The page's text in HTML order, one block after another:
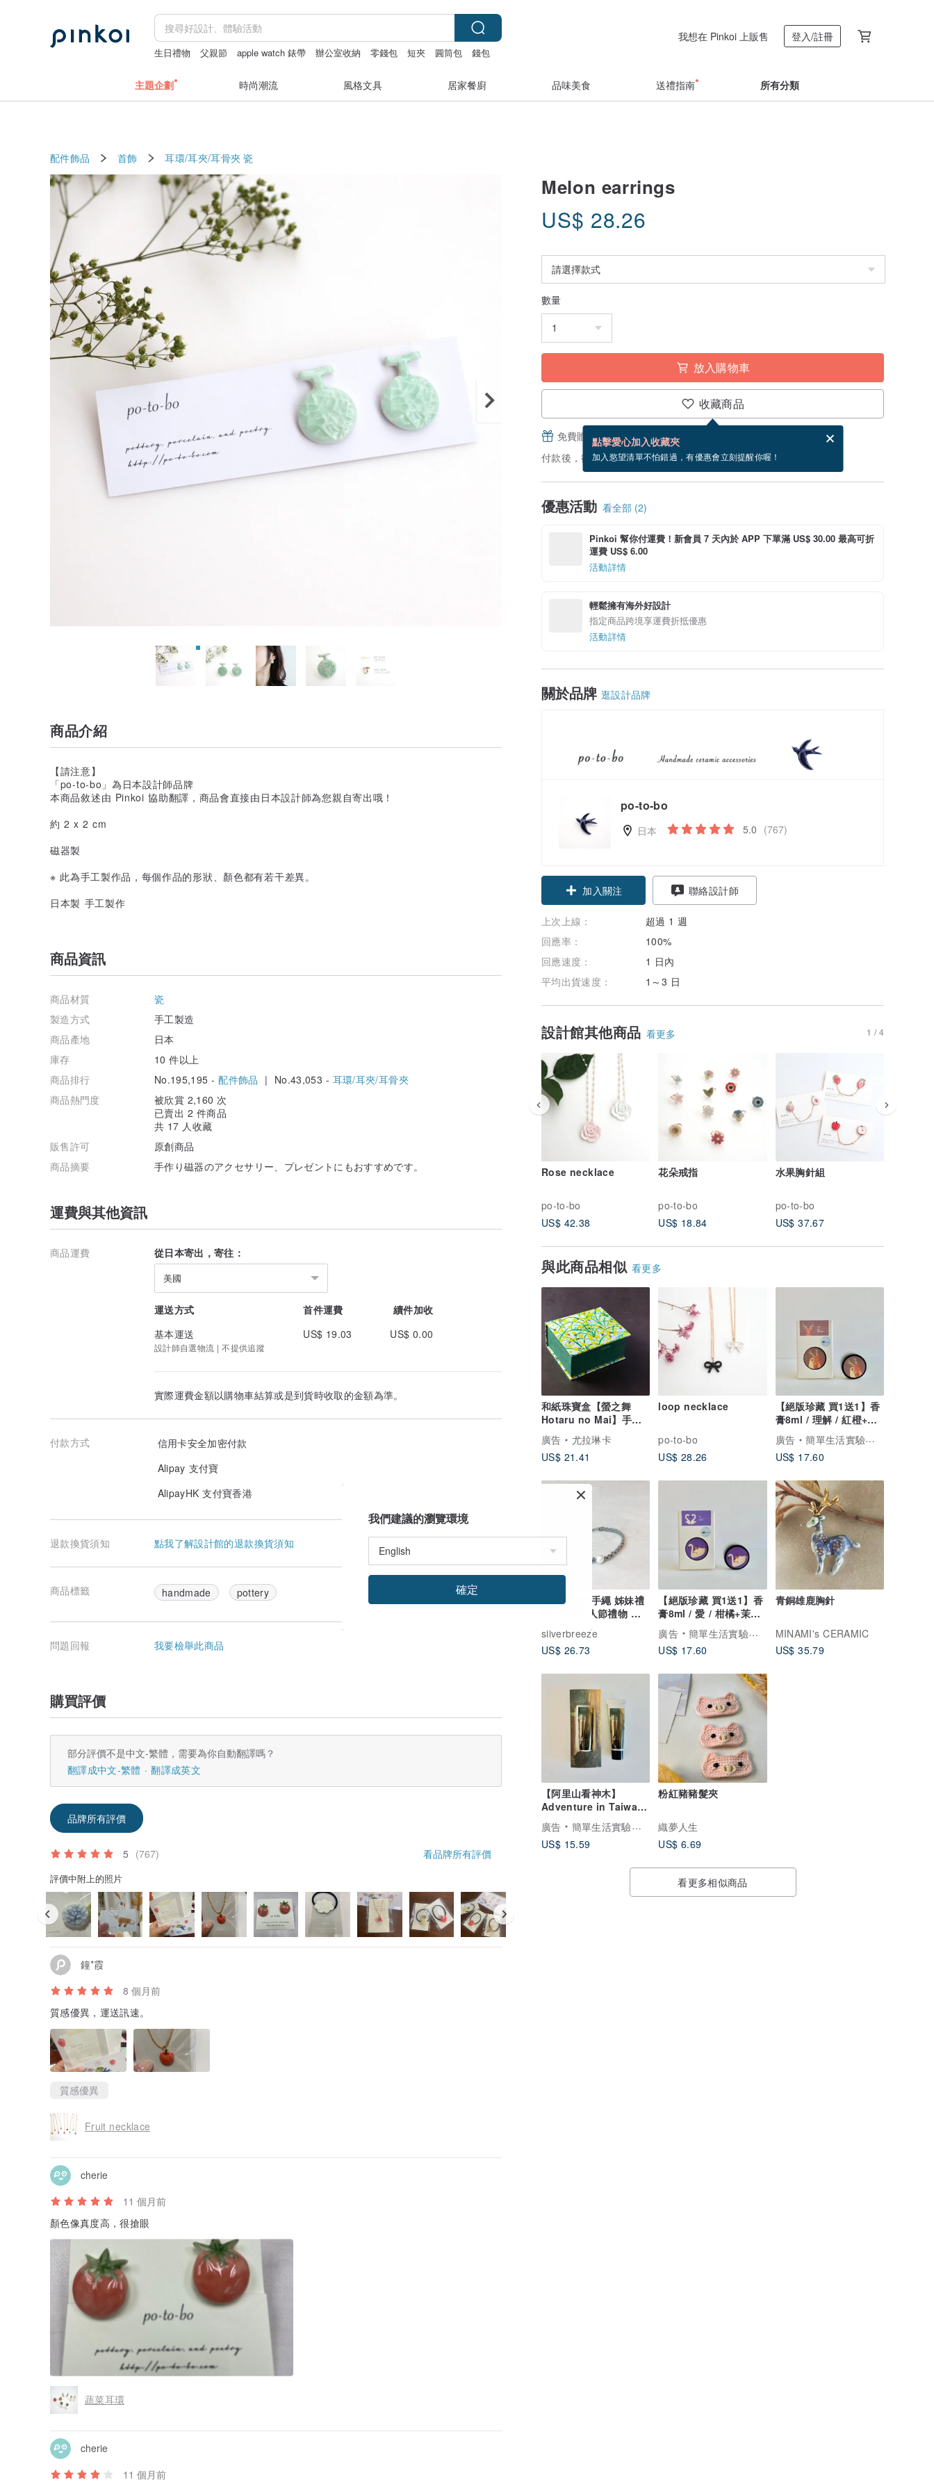
生日禮物 父親節 apple watch 錶帶 辦公室收納 零錢包 短夾 圓筒包 錢包
我想在 Pinkoi 上販售 登入/註冊
主題企劃 時尚潮流 風格文具 居家餐廚 品味美食 送禮指南 所有分類
配件飾品 首飾 耳環/耳夾/耳骨夾 瓷
Melon earrings
US$ 28.26
數量
放入購物車
收藏商品
點擊愛心加入收藏夾
加入慾望清單不怕錯過，有優惠會立刻提醒你喔！
免費贈送電子賀卡，結帳完成後填寫
付款後，從備貨到寄出商品為 5 個工作天。（不包含假日）
優惠活動 看全部 (2)
Pinkoi 幫你付運費！新會員 7 天內於 APP 下單滿 US$ 30.00 最高可折
運費 US$ 6.00
活動詳情
輕鬆擁有海外好設計
指定商品跨境享運費折抵優惠
活動詳情
關於品牌 逛設計品牌
po-to-bo
日本 5.0 (767)
加入關注 聯絡設計師
上次上線：
超過 1 週
回應率：
100%
回應速度：
1 日內
平均出貨速度：
1～3 日
設計館其他商品 看更多 1 / 4
Rose necklace
po-to-bo
US$ 42.38
花朵戒指
po-to-bo
US$ 18.84
水果胸針組
po-to-bo
US$ 37.67
與此商品相似 看更多
和紙珠寶盒【螢之舞
Hotaru no Mai】手鍊
盒 飾品盒 附磁吸 禮盒
廣告
尤拉琳卡
US$ 21.41
loop necklace
po-to-bo
US$ 28.26
【絕版珍藏 買1送1】香
膏8ml / 理解 / 紅橙+粉
椒+小荳蔻
廣告
簡單生活實驗室 Simple Life Laboratory
US$ 17.60
客製化珍珠手繩 姊妹禮
日禮物 TB055
silverbreeze
US$ 26.73
【絕版珍藏 買1送1】香
膏8ml / 愛 / 柑橘+茉莉
+廣藿香
廣告
簡單生活實驗室 Simple Life Laboratory
US$ 17.60
青銅雄鹿胸針
MINAMI's CERAMIC
US$ 35.79
【阿里山看神木】
Adventure in Taiwan
護手霜 / 阿里山 / 綠茶
香
廣告
簡單生活實驗室 Simple Life Laboratory
US$ 15.59
粉紅豬豬髮夾
織夢人生
US$ 6.69
看更多相似商品
商品介紹
【請注意】
「po-to-bo」為日本設計師品牌
本商品敘述由 Pinkoi 協助翻譯，商品會直接由日本設計師為您親自寄出哦！
約 2 x 2 cm
磁器製
※ 此為手工製作品，每個作品的形狀、顏色都有若干差異。
日本製 手工製作
商品資訊
商品材質
瓷
製造方式
手工製造
商品產地
日本
庫存
10 件以上
商品排行
No.195,195 -配件飾品 | No.43,053 - 耳環/耳夾/耳骨夾
商品熱門度
被欣賞 2,160 次
已賣出 2 件商品
共 17 人收藏
販售許可
原創商品
商品摘要
手作り磁器のアクセサリー、プレゼントにもおすすめです。
運費與其他資訊
商品運費 從日本寄出，寄往：
美國
運送方式 首件運費
續件加收
基本運送
US$ 19.03 US$ 0.00
設計師自選物流 | 不提供追蹤
實際運費金額以購物車結算或是到貨時收取的金額為準。
付款方式
信用卡安全加密付款
Alipay 支付寶
AlipayHK 支付寶香港
退款換貨須知 點我了解設計館的退款換貨須知
商品標籤 handmade pottery
問題回報 我要檢舉此商品
購買評價
部分評價不是中文-繁體，需要為你自動翻譯嗎？
翻譯成中文-繁體
翻譯成英文
品牌所有評價
5 (767) 看品牌所有評價
評價中附上的照片
鐘*霞
8 個月前
質感優異，運送訊速。
質感優異
Fruit necklace
cherie
11 個月前
顏色像真度高，很搶眼
蔬菜耳環
cherie
11 個月前
我們建議的瀏覽環境
確定